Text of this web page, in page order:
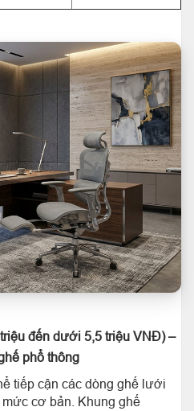
đến dưới 5,5 triệu VNĐ) –
phổ thông
tiếp cận các dòng ghế lưới
cơ bản. Khung ghế